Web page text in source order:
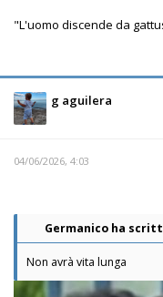
"L'uomo discende da
g aguilera
04/06/2026, 4:03
Germanico ha
Non avrà vita lunga